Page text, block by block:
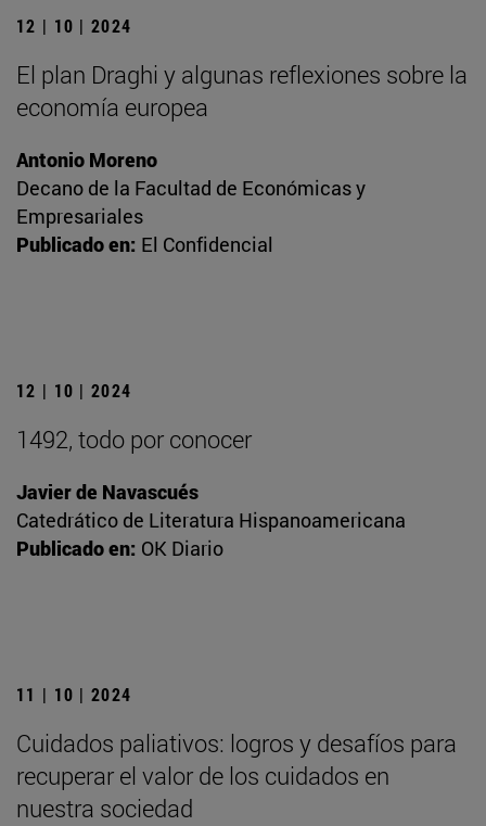
12 | 10 | 2024
El plan Draghi y algunas reflexiones sobre la
economía europea
Antonio Moreno
Decano de la Facultad de Económicas y
Empresariales
Publicado en: El Confidencial
12 | 10 | 2024
1492, todo por conocer
Javier de Navascués
Catedrático de Literatura Hispanoamericana
Publicado en: OK Diario
11 | 10 | 2024
Cuidados paliativos: logros y desafíos para
recuperar el valor de los cuidados en
nuestra sociedad